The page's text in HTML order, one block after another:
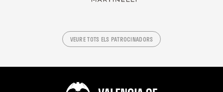
VEURE TOTS ELS PATROCINADORS